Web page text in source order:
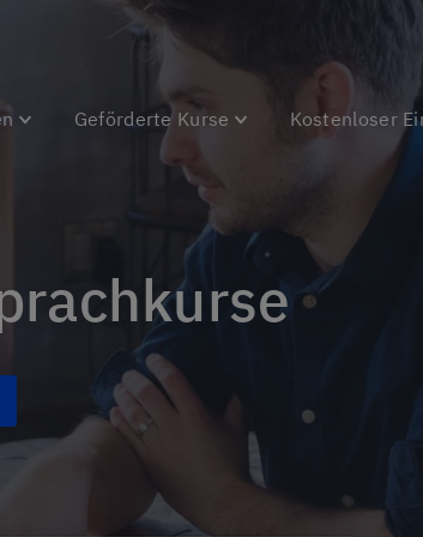
Geförderte Kurse Kostenloser